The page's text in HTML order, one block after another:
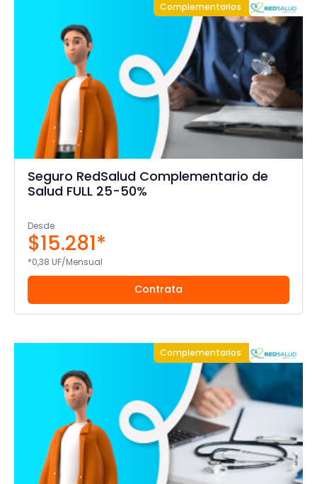
Complementarios
Seguro RedSalud Complementario de
Salud FULL 25-50%
Desde
$15.281*
*0,38 UF/Mensual
Contrata
Complementarios